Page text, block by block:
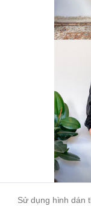
Sử dụng hình dán